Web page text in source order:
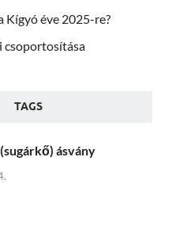
éve 2025-re?
csoportosítása
TAGS
ásvány